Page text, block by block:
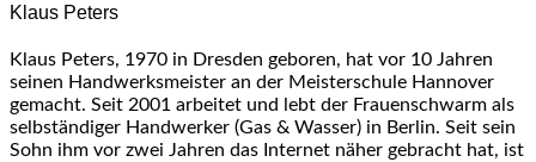
below.
Klaus Peters
Klaus Peters, 1970 in Dresden geboren, hat vor 10 Jahren
seinen Handwerksmeister an der Meisterschule Hannover
gemacht. Seit 2001 arbeitet und lebt der Frauenschwarm als
selbständiger Handwerker (Gas & Wasser) in Berlin. Seit sein
Sohn ihm vor zwei Jahren das Internet näher gebracht hat, ist